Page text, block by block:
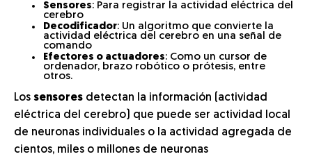
Sensores: Para registrar la actividad eléctrica del
cerebro
Decodificador: Un algoritmo que convierte la
actividad eléctrica del cerebro en una señal de
comando
Efectores o actuadores: Como un cursor de
ordenador, brazo robótico o prótesis, entre
otros.
Los sensores detectan la información (actividad
eléctrica del cerebro) que puede ser actividad local
de neuronas individuales o la actividad agregada de
cientos, miles o millones de neuronas